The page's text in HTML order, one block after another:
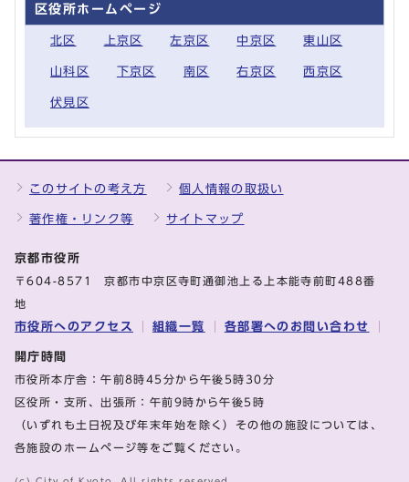
区役所ホームページ
北区 上京区 左京区 中京区 東山区
山科区 下京区 南区 右京区 西京区
伏見区
このサイトの考え方 個人情報の取扱い
著作権・リンク等 サイトマップ
京都市役所
〒604-8571 京都市中京区寺町通御池上る上本能寺前町488番
地
市役所へのアクセス 組織一覧 各部署へのお問い合わせ
開庁時間
市役所本庁舎：午前8時45分から午後5時30分
区役所・支所、出張所：午前9時から午後5時
（いずれも土日祝及び年末年始を除く）その他の施設については、
各施設のホームページ等をご覧ください。